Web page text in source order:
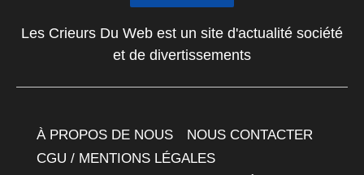
Les Crieurs Du Web est un site d'actualité société
et de divertissements
À PROPOS DE NOUS
NOUS CONTACTER
CGU / MENTIONS LÉGALES